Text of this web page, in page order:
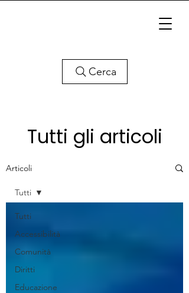
Cerca
Tutti gli articoli
Articoli
Tutti
Accessibilità
Comunità
Diritti
Educazione
Tutti